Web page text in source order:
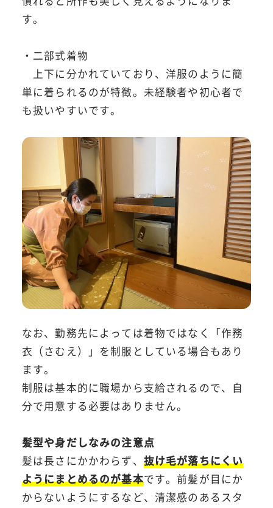
す。
・二部式着物
上下に分かれていており、洋服のように簡
単に着られるのが特徴。未経験者や初心者で
も扱いやすいです。
なお、勤務先によっては着物ではなく「作務
衣（さむえ）」を制服としている場合もあり
ます。
制服は基本的に職場から支給されるので、自
分で用意する必要はありません。
髪型や身だしなみの注意点
髪は長さにかかわらず、 抜け毛が落ちにくい
ようにまとめるのが基本です。前髪が目にか
からないようにするなど、清潔感のあるスタ